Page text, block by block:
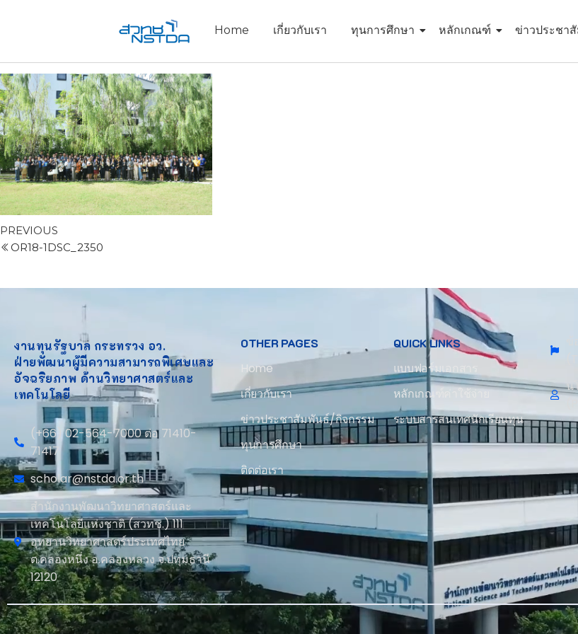
Home เกี่ยวกับเรา ทุนการศึกษา หลักเกณฑ์ ข่าวประชา
PREVIOUS
OR18-1DSC_2350
งานทุนรัฐบาล กระทรวง อว.
ฝ่ายพัฒนาผู้มีความสามารถพิเศษและ
อัจฉริยภาพ ด้านวิทยาศาสตร์และ
เทคโนโลยี
(+66) 02-564-7000 ต่อ 71410-
71417
scholar@nstda.or.th
สำนักงานพัฒนาวิทยาศาสตร์และ
เทคโนโลยีแห่งชาติ (สวทช.) 111
อุทยานวิทยาศาสตร์ประเทศไทย
ต.คลองหนึ่ง อ.คลองหลวง จ.ปทุมธานี
12120
OTHER PAGES
Home
เกี่ยวกับเรา
ข่าวประชาสัมพันธ์/กิจกรรม
ทุนการศึกษา
ติดต่อเรา
QUICK LINKS
แบบฟอร์มเอกสาร
หลักเกณฑ์ค่าใช้จ่าย
ระบบสารสนเทศนักเรียนทุน
น